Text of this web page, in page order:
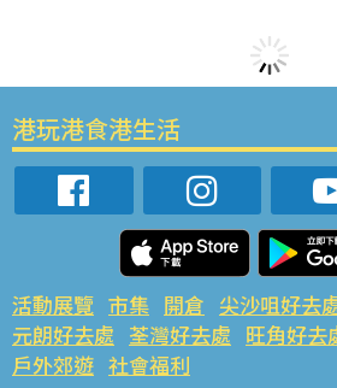
港玩港食港生活
活動展覽 市集 開倉 尖沙咀好去
元朗好去處 荃灣好去處 旺角好去
戶外郊遊 社會福利